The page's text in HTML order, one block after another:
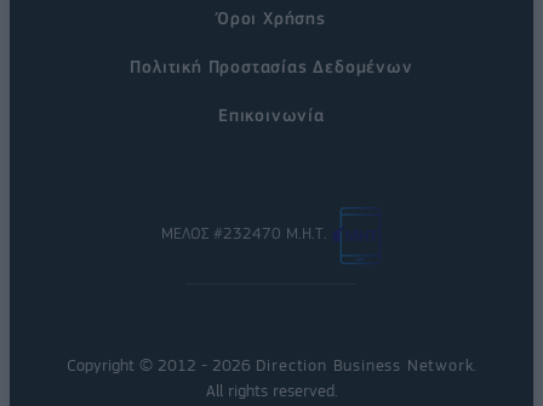
Όροι Χρήσης
Πολιτική Προστασίας Δεδομένων
Επικοινωνία
ΜΕΛΟΣ #232470 Μ.Η.Τ.
Copyright © 2012 - 2026 Direction Business Network
All rights reserved.